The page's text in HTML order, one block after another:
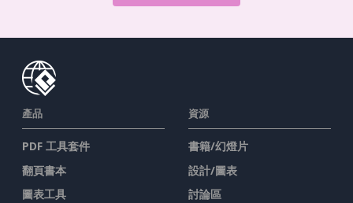
產品
PDF 工具套件
翻頁書本
圖表工具
資源
書籍/幻燈片
設計/圖表
討論區